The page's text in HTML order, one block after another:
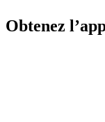
Obtenez